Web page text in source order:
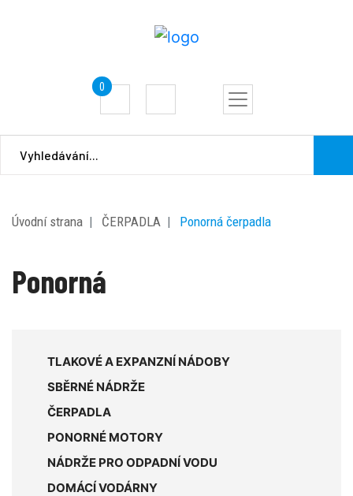
0
Úvodní strana ČERPADLA Ponorná čerpadla
Ponorná
TLAKOVÉ A EXPANZNÍ NÁDOBY
SBĚRNÉ NÁDRŽE
ČERPADLA
PONORNÉ MOTORY
NÁDRŽE PRO ODPADNÍ VODU
DOMÁCÍ VODÁRNY